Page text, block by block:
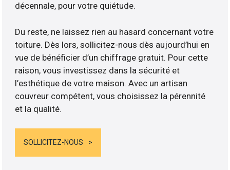
décennale, pour votre quiétude.
Du reste, ne laissez rien au hasard concernant votre
toiture. Dès lors, sollicitez-nous dès aujourd’hui en
vue de bénéficier d’un chiffrage gratuit. Pour cette
raison, vous investissez dans la sécurité et
l’esthétique de votre maison. Avec un artisan
couvreur compétent, vous choisissez la pérennité
et la qualité.
SOLLICITEZ-NOUS